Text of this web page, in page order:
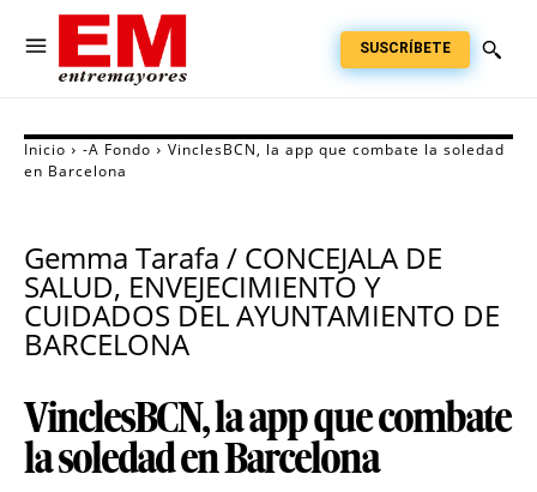
SUSCRÍBETE
Inicio -A Fondo
VinclesBCN, la app que combate la soledad
en Barcelona
Gemma Tarafa / CONCEJALA DE
SALUD, ENVEJECIMIENTO Y
CUIDADOS DEL AYUNTAMIENTO DE
BARCELONA
VinclesBCN, la app que combate
la soledad en Barcelona